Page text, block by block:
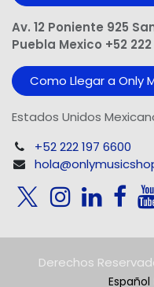
Av. 12 Poniente 925
Puebla Mexico +52
Como Llegar a Only
Estados Unidos
+52 222 197 6600
Derechos
Español